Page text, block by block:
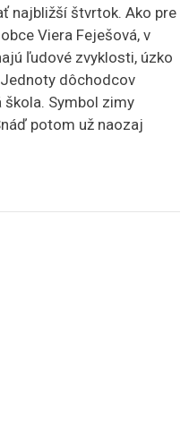
najbližší štvrtok. Ako pre
Viera Feješová, v
ľudové zvyklosti, úzko
dôchodcov
škola. Symbol zimy
potom už naozaj